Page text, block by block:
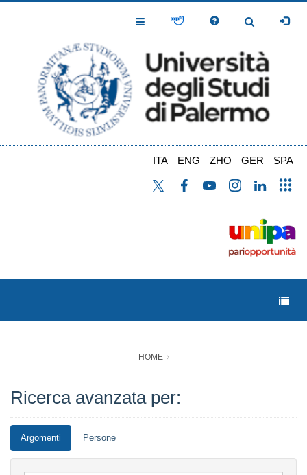
Toggle
Toggle
ITA ENG ZHO GER SPA
HOME
Ricerca avanzata per:
Argomenti Persone